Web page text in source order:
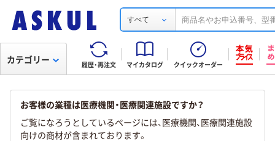
すべて
履歴・再注文 マイカタログ クイックオーダー
カテゴリー
お客様の業種は医療機関・医療関連施設ですか？
ご覧になろうとしているページには、医療機関、医療関連施設
向けの商材が含まれております。